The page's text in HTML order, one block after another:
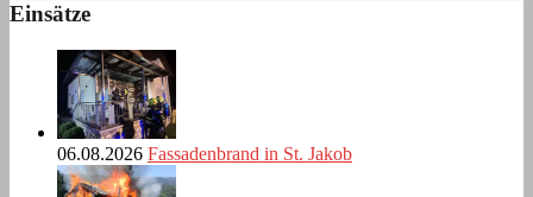
Einsätze
06.08.2026 Fassadenbrand in St. Jakob